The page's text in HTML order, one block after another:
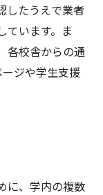
したうえで業者
ています。ま
各校舎からの通
ジや学生支援
に、学内の複数